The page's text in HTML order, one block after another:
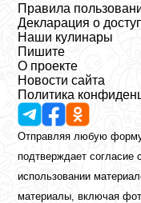
Правила
Декларация о
Наши кулинары
Пишите
О проекте
Новости сайта
Политика
Отправляя любую
подтверждает согласие с
использовании
материалы, включая